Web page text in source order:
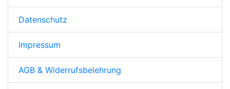
Datenschutz
Impressum
AGB & Widerrufsbelehrung